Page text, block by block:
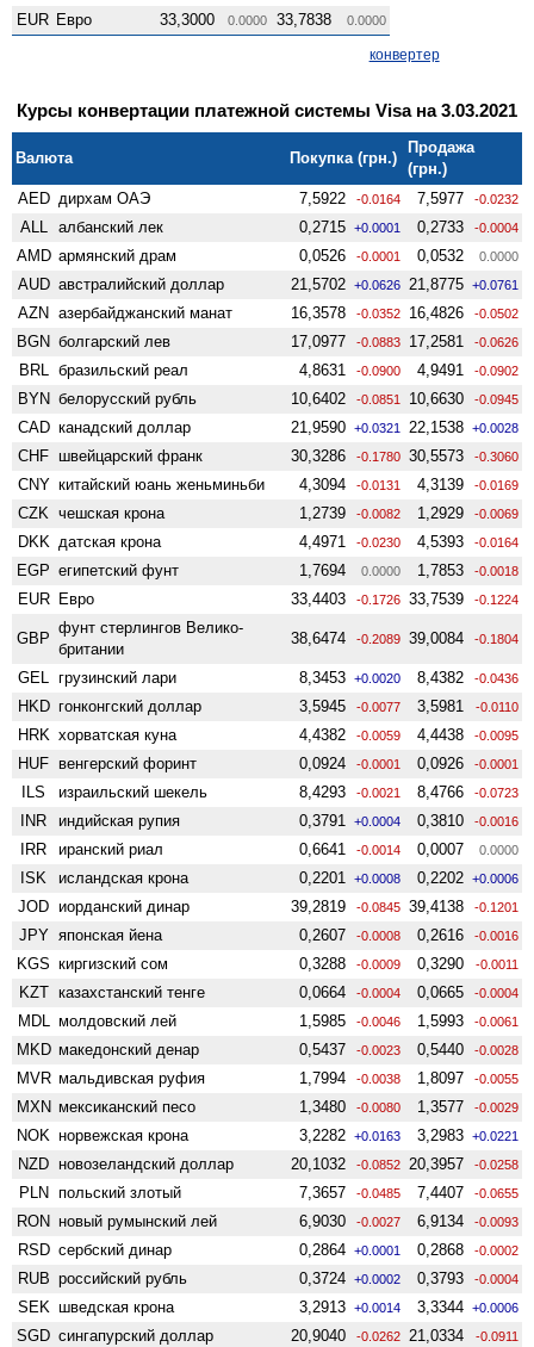
EUR Евро 33,3000 0.0000 33,7838 0.0000
конвертер
Курсы конвертации платежной системы Visa на 3.03.2021
Валюта Покупка (грн.)
Продажа
(грн.)
AED дирхам ОАЭ 7,5922 -0.0164 7,5977 -0.0232
ALL албанский лек 0,2715 +0.0001 0,2733 -0.0004
AMD армянский драм 0,0526 -0.0001 0,0532 0.0000
AUD австралийский доллар 21,5702 +0.0626 21,8775 +0.0761
AZN азербайджанский манат 16,3578 -0.0352 16,4826 -0.0502
BGN болгарский лев 17,0977 -0.0883 17,2581 -0.0626
BRL бразильский реал 4,8631 -0.0900 4,9491 -0.0902
BYN белорусский рубль 10,6402 -0.0851 10,6630 -0.0945
CAD канадский доллар 21,9590 +0.0321 22,1538 +0.0028
CHF швейцарский франк 30,3286 -0.1780 30,5573 -0.3060
CNY китайский юань женьминьби 4,3094 -0.0131 4,3139 -0.0169
CZK чешская крона 1,2739 -0.0082 1,2929 -0.0069
DKK датская крона 4,4971 -0.0230 4,5393 -0.0164
EGP египетский фунт 1,7694 0.0000 1,7853 -0.0018
EUR Евро 33,4403 -0.1726 33,7539 -0.1224
GBP
фунт стерлингов Велико­
британии
38,6474 -0.2089 39,0084 -0.1804
GEL грузинский лари 8,3453 +0.0020 8,4382 -0.0436
HKD гонконгский доллар 3,5945 -0.0077 3,5981 -0.0110
HRK хорватская куна 4,4382 -0.0059 4,4438 -0.0095
HUF венгерский форинт 0,0924 -0.0001 0,0926 -0.0001
ILS израильский шекель 8,4293 -0.0021 8,4766 -0.0723
INR индийская рупия 0,3791 +0.0004 0,3810 -0.0016
IRR иранский риал 0,6641 -0.0014 0,0007 0.0000
ISK исландская крона 0,2201 +0.0008 0,2202 +0.0006
JOD иорданский динар 39,2819 -0.0845 39,4138 -0.1201
JPY японская йена 0,2607 -0.0008 0,2616 -0.0016
KGS киргизский сом 0,3288 -0.0009 0,3290 -0.0011
KZT казахстанский тенге 0,0664 -0.0004 0,0665 -0.0004
MDL молдовский лей 1,5985 -0.0046 1,5993 -0.0061
MKD македонский денар 0,5437 -0.0023 0,5440 -0.0028
MVR мальдивская руфия 1,7994 -0.0038 1,8097 -0.0055
MXN мексиканский песо 1,3480 -0.0080 1,3577 -0.0029
NOK норвежская крона 3,2282 +0.0163 3,2983 +0.0221
NZD ново­зеландский доллар 20,1032 -0.0852 20,3957 -0.0258
PLN польский злотый 7,3657 -0.0485 7,4407 -0.0655
RON новый румынский лей 6,9030 -0.0027 6,9134 -0.0093
RSD сербский динар 0,2864 +0.0001 0,2868 -0.0002
RUB российский рубль 0,3724 +0.0002 0,3793 -0.0004
SEK шведская крона 3,2913 +0.0014 3,3344 +0.0006
SGD сингапурский доллар 20,9040 -0.0262 21,0334 -0.0911